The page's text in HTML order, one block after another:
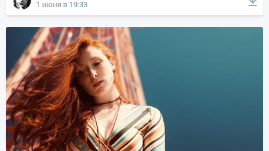
1 июня в 19:33